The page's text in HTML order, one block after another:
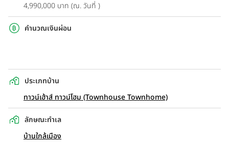
4,990,000 บาท (ณ. วันที่ )
คำนวณเงินผ่อน
ประเภทบ้าน
ทาวน์เฮ้าส์ ทาวน์โฮม (Townhouse Townhome)
ลักษณะทำเล
บ้านใกล้เมือง